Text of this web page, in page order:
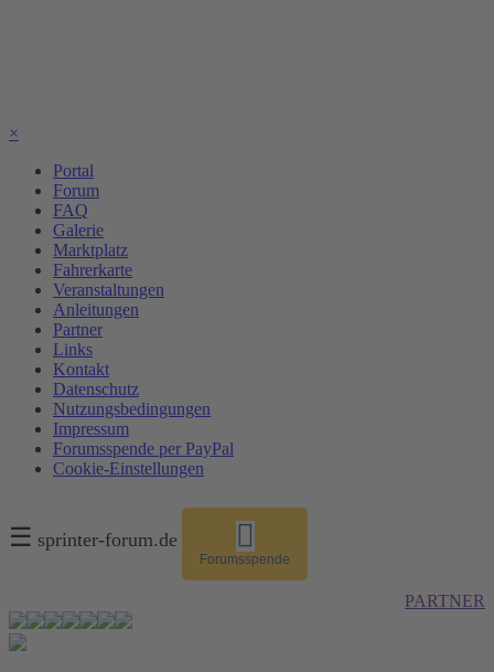
×
Portal
Forum
FAQ
Galerie
Marktplatz
Fahrerkarte
Veranstaltungen
Anleitungen
Partner
Links
Kontakt
Datenschutz
Nutzungsbedingungen
Impressum
Forumsspende per PayPal
Cookie-Einstellungen
☰ sprinter-forum.de
Forumsspende
PARTNER